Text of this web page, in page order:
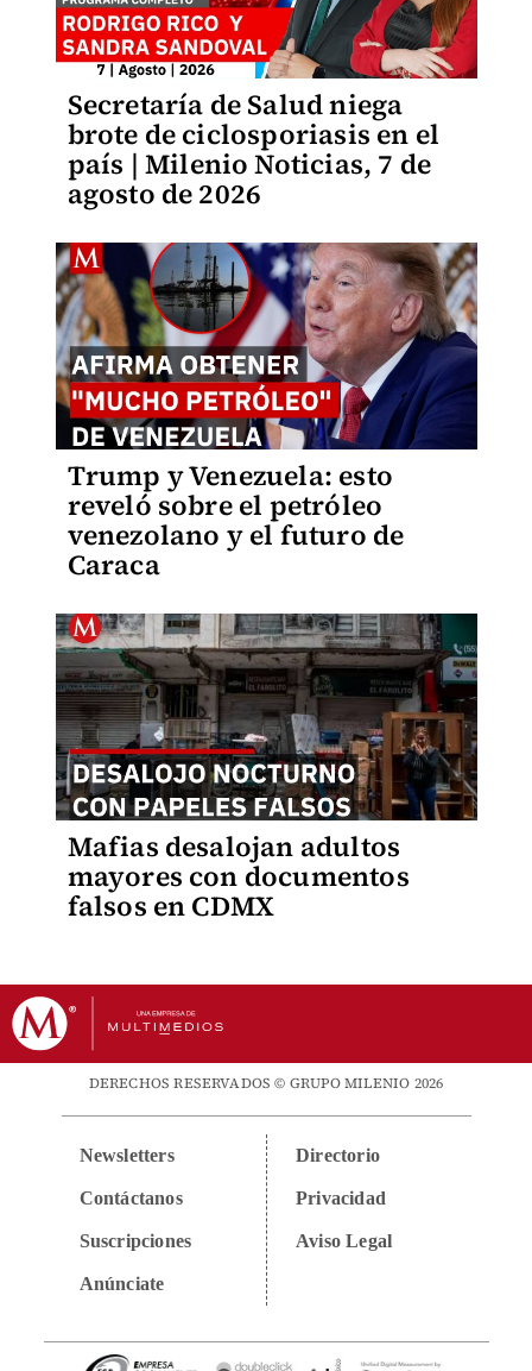
Secretaría de Salud niega
brote de ciclosporiasis en el
país | Milenio Noticias, 7 de
agosto de 2026
Trump y Venezuela: esto
reveló sobre el petróleo
venezolano y el futuro de
Caraca
Mafias desalojan adultos
mayores con documentos
falsos en CDMX
DERECHOS RESERVADOS © GRUPO MILENIO 2026
Newsletters
Contáctanos
Suscripciones
Anúnciate
Directorio
Privacidad
Aviso Legal